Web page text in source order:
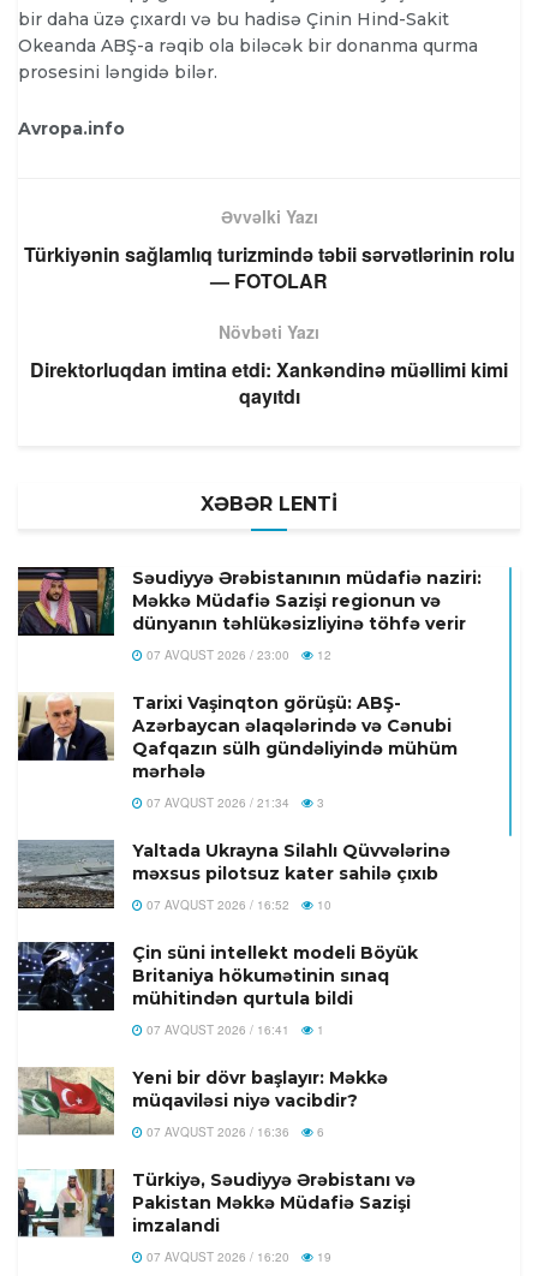
bir daha üzə çıxardı və bu hadisə Çinin Hind-Sakit
Okeanda ABŞ-a rəqib ola biləcək bir donanma qurma
prosesini ləngidə bilər.
Avropa.info
Əvvəlki Yazı
Türkiyənin sağlamlıq turizmində təbii sərvətlərinin rolu
— FOTOLAR
Növbəti Yazı
Direktorluqdan imtina etdi: Xankəndinə müəllimi kimi
qayıtdı
XƏBƏR LENTİ
Səudiyyə Ərəbistanının müdafiə naziri:
Məkkə Müdafiə Sazişi regionun və
dünyanın təhlükəsizliyinə töhfə verir
07 AVQUST 2026 / 23:00 12
Tarixi Vaşinqton görüşü: ABŞ-
Azərbaycan əlaqələrində və Cənubi
Qafqazın sülh gündəliyində mühüm
mərhələ
07 AVQUST 2026 / 21:34 3
Yaltada Ukrayna Silahlı Qüvvələrinə
məxsus pilotsuz kater sahilə çıxıb
07 AVQUST 2026 / 16:52 10
Çin süni intellekt modeli Böyük
Britaniya hökumətinin sınaq
mühitindən qurtula bildi
07 AVQUST 2026 / 16:41 1
Yeni bir dövr başlayır: Məkkə
müqaviləsi niyə vacibdir?
07 AVQUST 2026 / 16:36 6
Türkiyə, Səudiyyə Ərəbistanı və
Pakistan Məkkə Müdafiə Sazişi
imzalandi
07 AVQUST 2026 / 16:20 19